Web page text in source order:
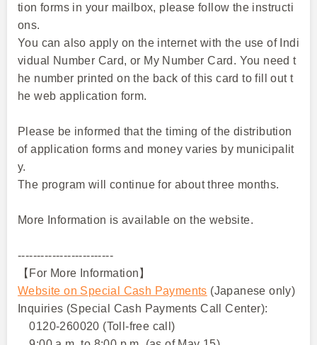
tion forms in your mailbox, please follow the instructi
ons.
You can also apply on the internet with the use of Indi
vidual Number Card, or My Number Card. You need t
he number printed on the back of this card to fill out t
he web application form.
Please be informed that the timing of the distribution
of application forms and money varies by municipalit
y.
The program will continue for about three months.
More Information is available on the website.
-------------------------
【For More Information】
Website on Special Cash Payments (Japanese only)
Inquiries (Special Cash Payments Call Center):
0120-260020 (Toll-free call)